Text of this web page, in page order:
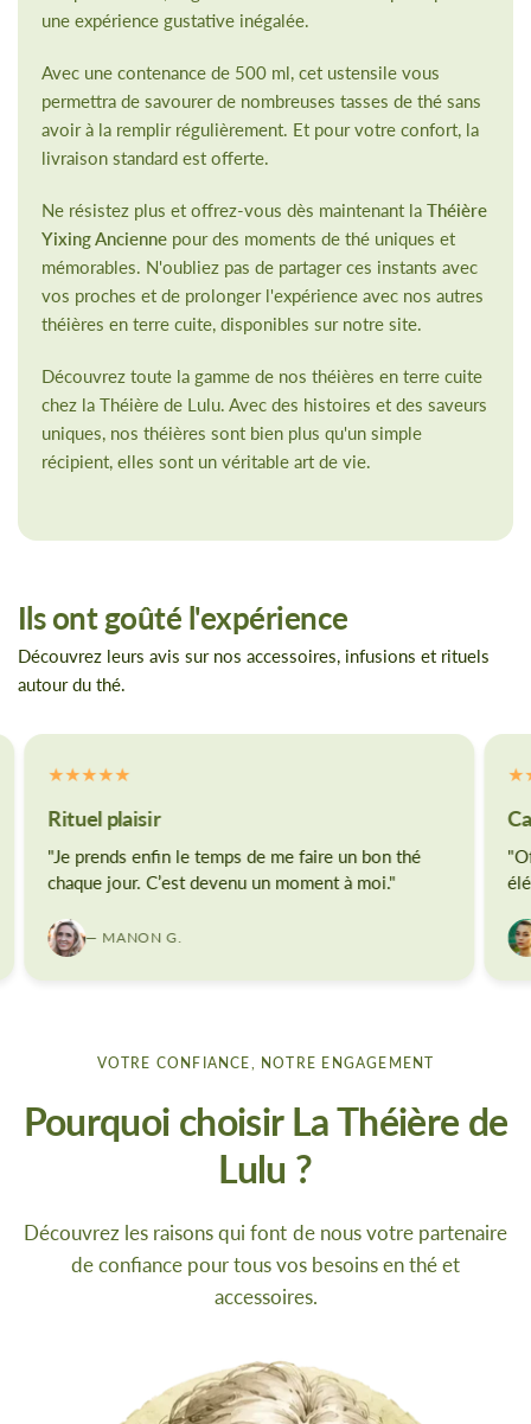
une expérience gustative inégalée.
Avec une contenance de 500 ml, cet ustensile vous
permettra de savourer de nombreuses tasses de thé sans
avoir à la remplir régulièrement. Et pour votre confort, la
livraison standard est offerte.
Ne résistez plus et offrez-vous dès maintenant laThéière
Yixing Ancienne pour des moments de thé uniques et
mémorables. N'oubliez pas de partager ces instants avec
vos proches et de prolonger l'expérience avec nos autres
théières en terre cuite, disponibles sur notre site.
Découvrez toute la gamme de nos théières en terre cuite
chez la Théière de Lulu. Avec des histoires et des saveurs
uniques, nos théières sont bien plus qu'un simple
récipient, elles sont un véritable art de vie.
Ils ont goûté l'expérience
Découvrez leurs avis sur nos accessoires, infusions et rituels
autour du thé.
Rituel plaisir
"Je prends enfin le temps de me faire un bon thé
chaque jour. C’est devenu un moment à moi."
— MANON G.
VOTRE CONFIANCE, NOTRE ENGAGEMENT
Pourquoi choisir La Théière de
Lulu ?
Découvrez les raisons qui font de nous votre partenaire
de confiance pour tous vos besoins en thé et
accessoires.